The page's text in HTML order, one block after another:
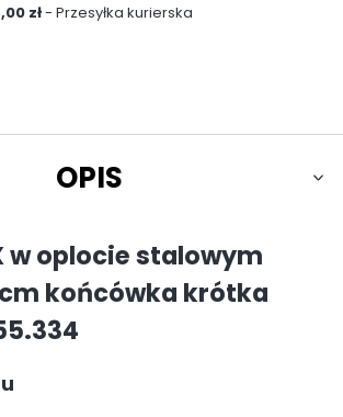
zł- Przesyłka kurierska
OPIS
w oplocie stalowym
końcówka krótka